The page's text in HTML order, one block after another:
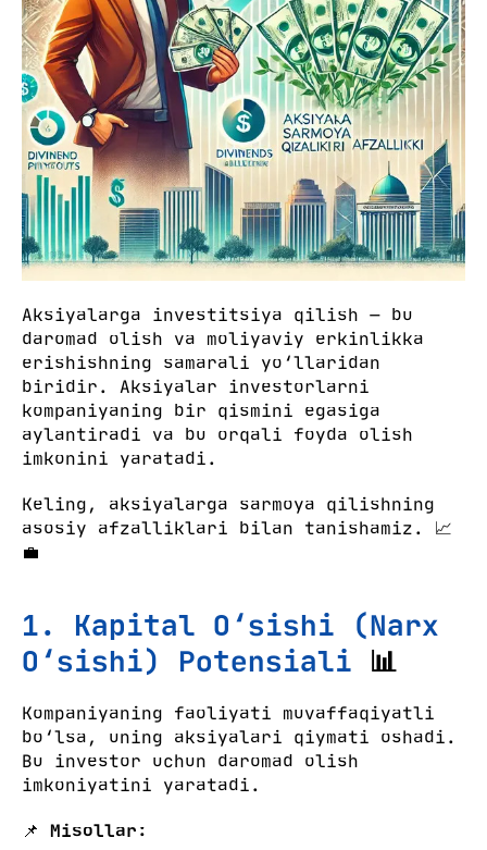
Aksiyalarga investitsiya qilish — bu
daromad olish va moliyaviy erkinlikka
erishishning samarali yo‘llaridan
biridir. Aksiyalar investorlarni
kompaniyaning bir qismini egasiga
aylantiradi va bu orqali foyda olish
imkonini yaratadi.
Keling, aksiyalarga sarmoya qilishning
asosiy afzalliklari bilan tanishamiz. 📈
💼
1. Kapital O‘sishi (Narx
O‘sishi) Potensiali 📊
Kompaniyaning faoliyati muvaffaqiyatli
bo‘lsa, uning aksiyalari qiymati oshadi.
Bu investor uchun daromad olish
imkoniyatini yaratadi.
📌 Misollar: